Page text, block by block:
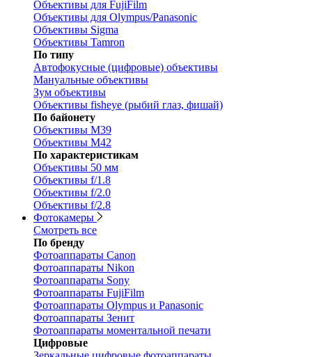
Объективы для FujiFilm
Объективы для Olympus/Panasonic
Объективы Sigma
Объективы Tamron
По типу
Автофокусные (цифровые) объективы
Мануальные объективы
Зум объективы
Объективы fisheye (рыбий глаз, фишай)
По байонету
Объективы M39
Объективы M42
По характеристикам
Объективы 50 мм
Объективы f/1.8
Объективы f/2.0
Объективы f/2.8
Фотокамеры
Смотреть все
По бренду
Фотоаппараты Canon
Фотоаппараты Nikon
Фотоаппараты Sony
Фотоаппараты FujiFilm
Фотоаппараты Olympus и Panasonic
Фотоаппараты Зенит
Фотоаппараты моментальной печати
Цифровые